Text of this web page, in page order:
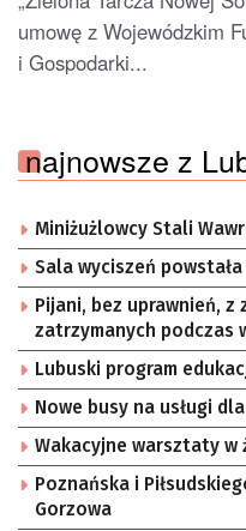
umowę z Wojewódzkim
i Gospodarki...
najnowsze z
Miniżużlowcy Stali
Sala wyciszeń powstała
Pijani, bez uprawnień,
zatrzymanych podczas
Lubuski program
Nowe busy na usługi
Wakacyjne warsztaty w
Poznańska i
Gorzowa